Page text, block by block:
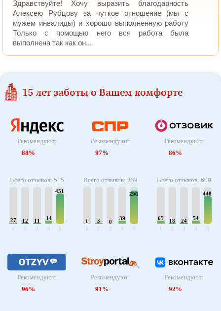
Здравствуйте! Хочу выразить благодарность
Алексею Рубцову за чуткое отношение (мы с
мужем инвалиды) и хорошо выполненную работу
Только с помощью него вся работа была
выполнена так как он...
15 лет заботы о Вашем комфорте
Рекомендуют:
88%
Всего отзывов: 515
27
1
12
2
11
3
14
4
451
5
Рекомендуют:
96%
Рекомендуют:
97%
Всего отзывов: 339
1
1
3
2
0
3
39
4
296
5
Рекомендуют:
91%
Рекомендуют:
86%
Всего отзывов: 609
65
1
18
2
24
3
54
4
448
5
Рекомендуют:
92%